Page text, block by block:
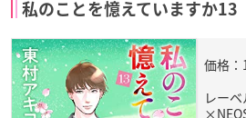
私のことを憶えていますか13
価格
レー